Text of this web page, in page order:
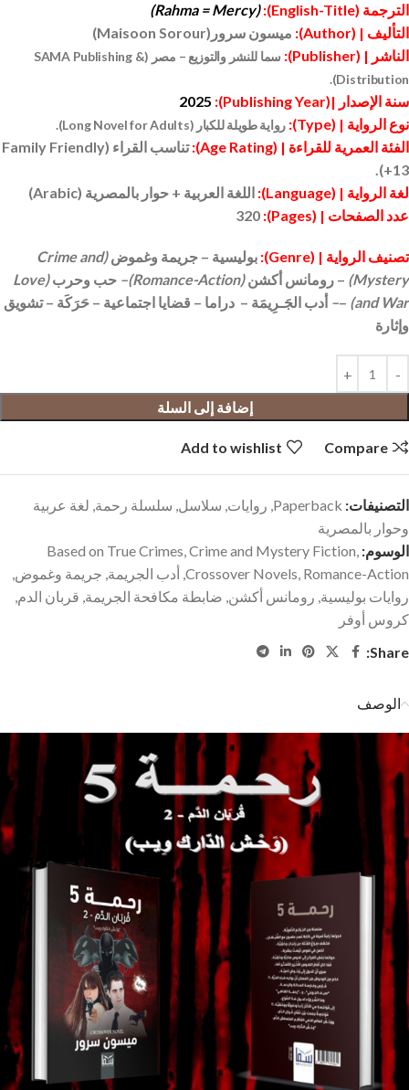
الترجمة (English-Title):
(Rahma = Mercy)
التأليف | (Author):
ميسون سرور (Maisoon Sorour)
الناشر | (Publisher)
: سما للنشر والتوزيع – مصر
(SAMA Publishing &
Distribution)
.
سنة الإصدار |(Publishing Year):
2025
نوع الرواية | (Type)
: رواية طويلة للكبار (Long Novel for Adults)
.
الفئة العمرية للقراءة | (Age Rating)
: تناسب القراء (Family Friendly
+13)
.
لغة الرواية | (Language):
اللغة العربية + حوار بالمصرية (Arabic)
عدد الصفحات | (Pages):
320
تصنيف الرواية | (Genre): بوليسية – جريمة وغموض(
Crime and
Mystery
) – رومانس أكشن(
Romance-Action
)
– حب وحرب(
Love
and War
)
–
– أدب الجَـرِيمَة – دراما – قضايا اجتماعية – حَرَكَة – تشويق
وإثارة
إضافة إلى السلة
Compare
Add to wishlist
التصنيفات: Paperback
, روايات, سلاسل, سلسلة رحمة, لغة عربية
وحوار بالمصرية
الوسوم:
Based on True Crimes,Crime and Mystery Fiction,
Crossover Novels, Romance-Action
, أدب الجريمة, جريمة وغموض,
روايات بوليسية, رومانس أكشن, ضابطة مكافحة الجريمة, قربان الدم,
كروس أوفر
Share:
الوصف